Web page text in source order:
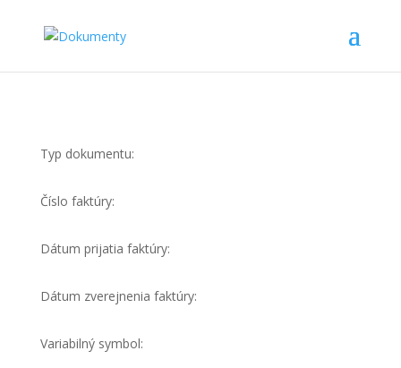
Typ dokumentu:
Číslo faktúry:
Dátum prijatia faktúry:
Dátum zverejnenia faktúry:
Variabilný symbol: